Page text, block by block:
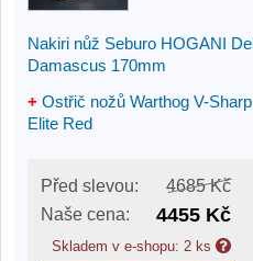
Nakiri nůž Seburo HOGANI
Damascus 170mm
+ Ostřič nožů Warthog V-Sharp
Elite Red
Před slevou:
4685 Kč
Naše cena:
4455 Kč
Skladem v e-shopu: 2 ks